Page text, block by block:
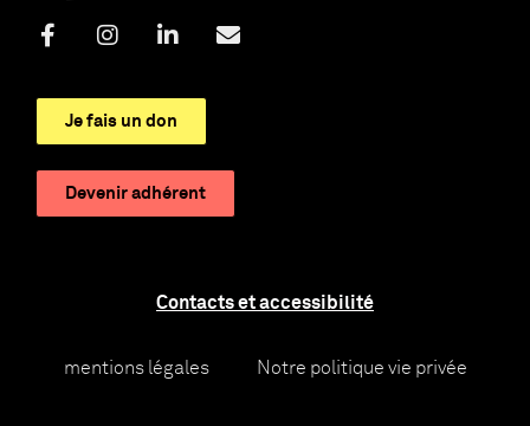
Je fais un don
Devenir adhérent
Contacts et accessibilité
mentions légales Notre politique vie privée